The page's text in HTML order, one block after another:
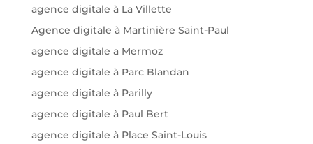
agence digitale à La Villette
Agence digitale à Martinière Saint-Paul
agence digitale a Mermoz
agence digitale à Parc Blandan
agence digitale à Parilly
agence digitale à Paul Bert
agence digitale à Place Saint-Louis